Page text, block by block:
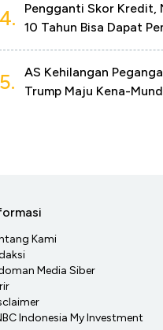
4.
Pengganti Skor Kredit,
10 Tahun Bisa Dapat
5.
AS Kehilangan
Trump Maju Kena-
Kami
Media Siber
Indonesia My Investment